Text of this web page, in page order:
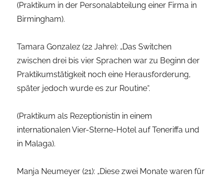
(Praktikum in der Personalabteilung einer Firma in
Birmingham).
Tamara Gonzalez (22 Jahre): „Das Switchen
zwischen drei bis vier Sprachen war zu Beginn der
Praktikumstätigkeit noch eine Herausforderung,
später jedoch wurde es zur Routine“.
(Praktikum als Rezeptionistin in einem
internationalen Vier-Sterne-Hotel auf Teneriffa und
in Malaga).
Manja Neumeyer (21): „Diese zwei Monate waren für